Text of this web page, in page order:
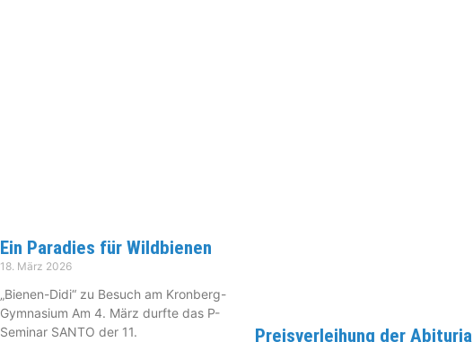
Ein Paradies für Wildbienen
18. März 2026
„Bienen-Didi“ zu Besuch am Kronberg-
Gymnasium Am 4. März durfte das P-
Seminar SANTO der 11.
Preisverleihung der Abituria